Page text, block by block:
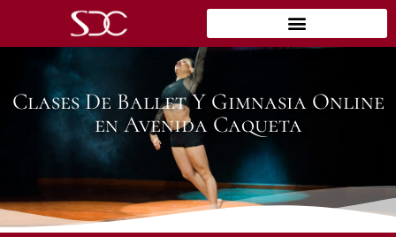
Clases De Ballet Y Gimnasia Online
en Avenida Caqueta